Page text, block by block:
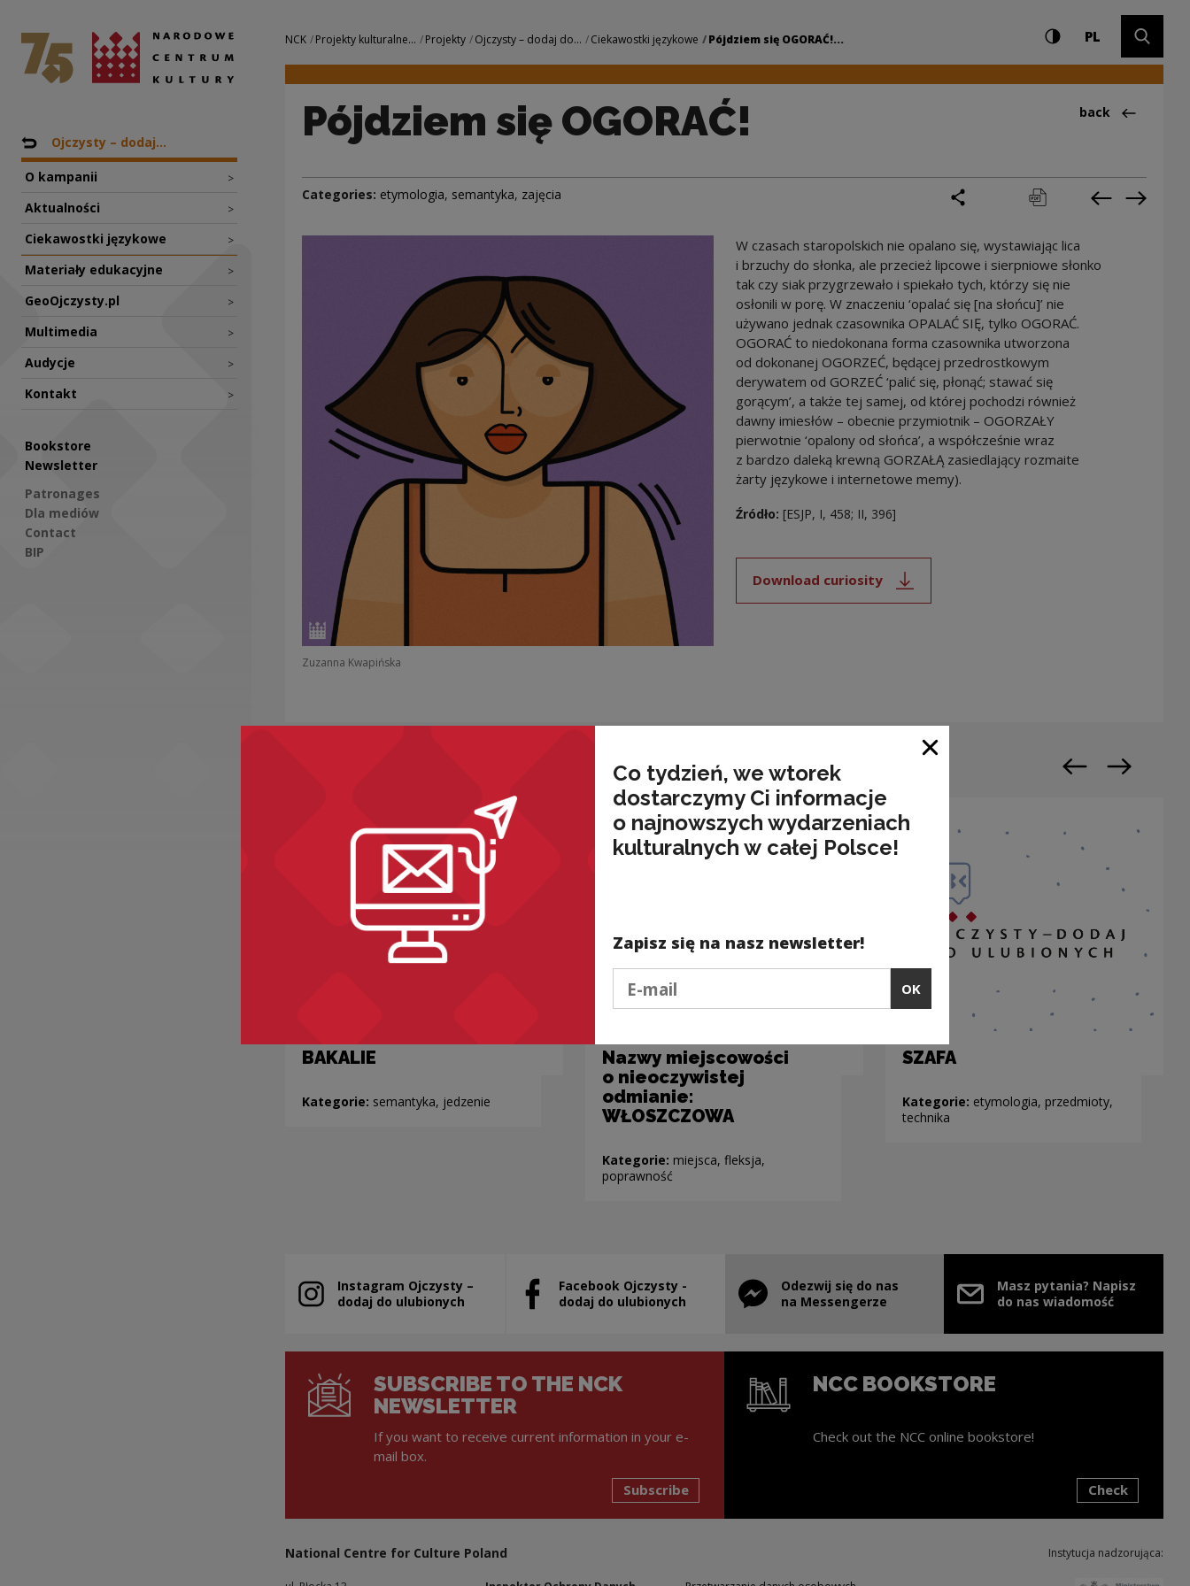
Pójdziem się OGORAĆ! | Narodowe Centrum Kultury
National Centre for Culture Poland
Nawigacja
Back to: Projekty
Ojczysty – dodaj...
O kampanii >
Aktualności >
Ciekawostki językowe >
Materiały edukacyjne >
GeoOjczysty.pl >
Multimedia >
Audycje >
Kontakt >
Bookstore
Newsletter
Patronages
Dla mediów
Contact
BIP
Navigation
NCK Projekty kulturalne... Projekty Ojczysty – dodaj do... Ciekawostki językowe Pójdziem się OGORAĆ!... Settings and search
High contrast
PLCHANGE
Pójdziem się OGORAĆ! Back
back
Categories: etymologia, semantyka, zajęcia print pobierz Previous
Next
Zuzanna Kwapińska
W czasach staropolskich nie opalano się, wystawiając lica
i brzuchy do słonka, ale przecież lipcowe i sierpniowe słonko
tak czy siak przygrzewało i spiekało tych, którzy się nie
osłonili w porę. W znaczeniu ‘opalać się [na słońcu]’ nie
używano jednak czasownika OPALAĆ SIĘ, tylko OGORAĆ.
OGORAĆ to niedokonana forma czasownika utworzona
od dokonanej OGORZEĆ, będącej przedrostkowym
derywatem od GORZEĆ ‘palić się, płonąć; stawać się
gorącym’, a także tej samej, od której pochodzi również
dawny imiesłów – obecnie przymiotnik – OGORZAŁY
pierwotnie ‘opalony od słońca’, a współcześnie wraz
z bardzo daleką krewną GORZAŁĄ zasiedlający rozmaite
żarty językowe i internetowe memy).
Źródło: [ESJP, I, 458; II, 396]
Download curiosity
Note, the link will open in a new window
BAKALIE
Kategorie: semantyka, jedzenie
Nazwy miejscowości
o nieoczywistej
odmianie:
WŁOSZCZOWA
Kategorie: miejsca, fleksja,
poprawność
SZAFA
Kategorie: etymologia, przedmioty,
technika
Previous slide
Next slide
Instagram Ojczysty –
dodaj do ulubionych
Note, the link will open in a new window
Facebook Ojczysty -
dodaj do ulubionych
Note, the link will open in a new window
Odezwij się do nas
na Messengerze
Note, the link will open in a new window
Masz pytania? Napisz
do nas wiadomość
SUBSCRIBE TO THE NCK
NEWSLETTER
If you want to receive current information in your e-
mail box.
Subscribe
NCC BOOKSTORE
Check out the NCC online bookstore!
Check
National Centre for Culture Poland Instytucja nadzorująca:
Co tydzień, we wtorek
dostarczymy Ci informacje
o najnowszych wydarzeniach
kulturalnych w całej Polsce!
Zapisz się na nasz newsletter!
OK